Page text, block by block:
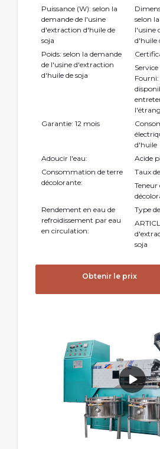
Puissance (W): selon la
demande de l'usine
d'extraction d'huile de
soja
selon
l'usine
d'huile
Poids: selon la demande
de l'usine d'extraction
d'huile de soja
Garantie: 12 mois
d'huile
Adoucir l'eau:
Acide
Consommation de terre
décolorante:
Taux
Teneur
Rendement en eau de
refroidissement par eau
en circulation:
Type
soja
Obtenir le prix